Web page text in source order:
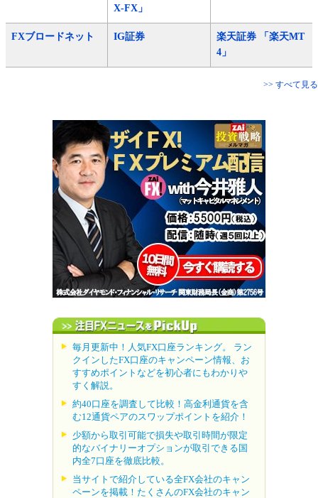
X-FX」
FXブロードネット IG証券
楽天証券 「楽天MT
4」
>> すべて見る
毎月更新中！人気FX口座ランキング。 ラン
クインしたFX口座のキャンペーン情報、お
すすめポイントなどを初心者にもわかりや
すく解説。
約40口座を調査して比較！高金利通貨を含
む12通貨ペアのスワップポイントを紹介！
少額から取引可能で損失や取引時間が限定
的なバイナリーオプションが取引できる国
内全7口座を徹底比較。
当サイトで紹介している全FX会社のキャン
ペーンを掲載！たくさんのFX会社のキャン